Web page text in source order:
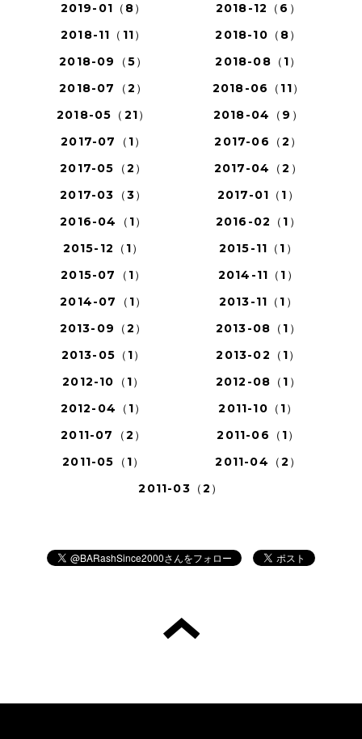
2019-01（8）
2018-12（6）
2018-11（11）
2018-10（8）
2018-09（5）
2018-08（1）
2018-07（2）
2018-06（11）
2018-05（21）
2018-04（9）
2017-07（1）
2017-06（2）
2017-05（2）
2017-04（2）
2017-03（3）
2017-01（1）
2016-04（1）
2016-02（1）
2015-12（1）
2015-11（1）
2015-07（1）
2014-11（1）
2014-07（1）
2013-11（1）
2013-09（2）
2013-08（1）
2013-05（1）
2013-02（1）
2012-10（1）
2012-08（1）
2012-04（1）
2011-10（1）
2011-07（2）
2011-06（1）
2011-05（1）
2011-04（2）
2011-03（2）